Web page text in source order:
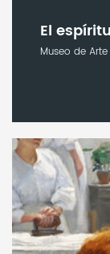
El
Museo de